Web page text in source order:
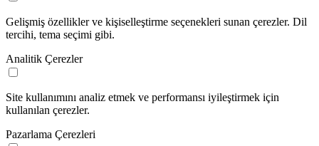
Gelişmiş özellikler ve kişiselleştirme seçenekleri sunan çerezler. Dil
tercihi, tema seçimi gibi.
Analitik Çerezler
Site kullanımını analiz etmek ve performansı iyileştirmek için
kullanılan çerezler.
Pazarlama Çerezleri